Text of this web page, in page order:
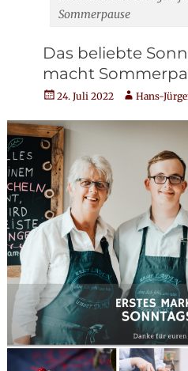
Sommerpause
Das beliebte
macht
Veröffentlicht
24. Juli 2022 AutorHans-